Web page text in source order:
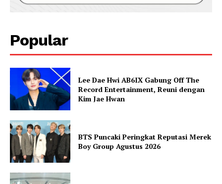
Popular
Lee Dae Hwi AB6IX Gabung Off The
Record Entertainment, Reuni dengan
Kim Jae Hwan
BTS Puncaki Peringkat Reputasi Merek
Boy Group Agustus 2026